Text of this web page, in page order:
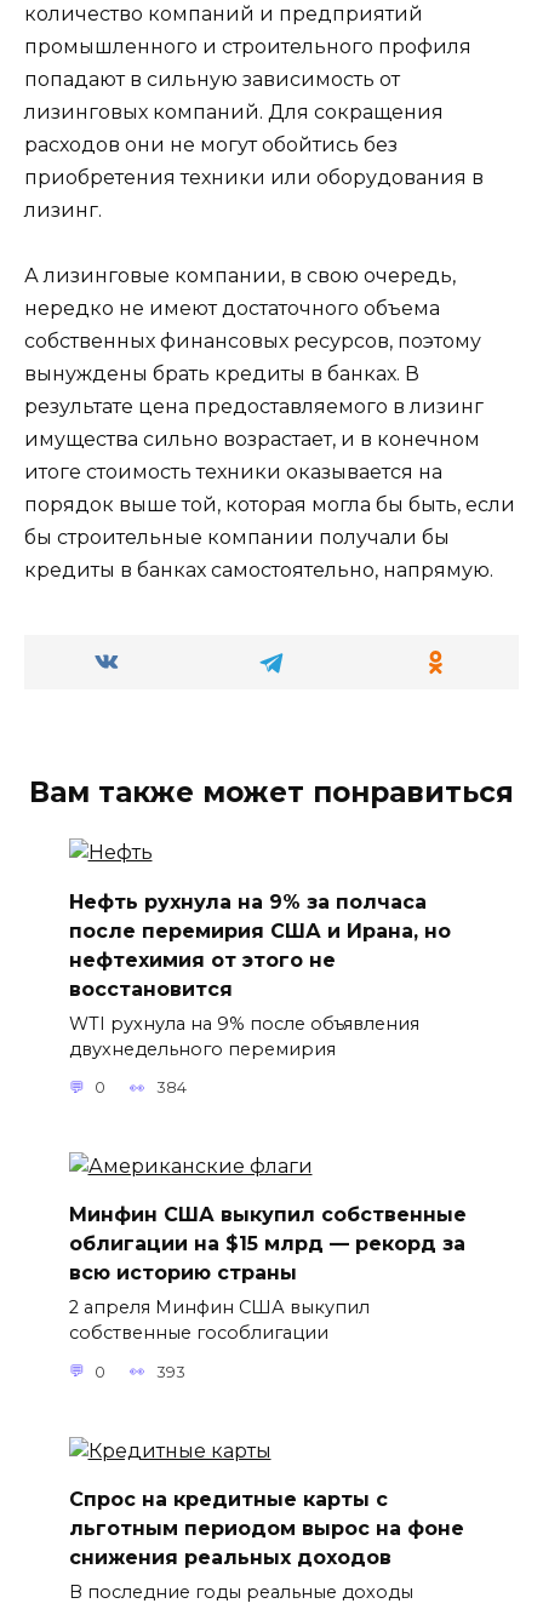
количество компаний и предприятий
промышленного и строительного профиля
попадают в сильную зависимость от
лизинговых компаний. Для сокращения
расходов они не могут обойтись без
приобретения техники или оборудования в
лизинг.
А лизинговые компании, в свою очередь,
нередко не имеют достаточного объема
собственных финансовых ресурсов, поэтому
вынуждены брать кредиты в банках. В
результате цена предоставляемого в лизинг
имущества сильно возрастает, и в конечном
итоге стоимость техники оказывается на
порядок выше той, которая могла бы быть, если
бы строительные компании получали бы
кредиты в банках самостоятельно, напрямую.
Вам также может понравиться
Нефть рухнула на 9% за полчаса
после перемирия США и Ирана, но
нефтехимия от этого не
восстановится
WTI рухнула на 9% после объявления
двухнедельного перемирия
0 384
Минфин США выкупил собственные
облигации на $15 млрд — рекорд за
всю историю страны
2 апреля Минфин США выкупил
собственные гособлигации
0 393
Спрос на кредитные карты с
льготным периодом вырос на фоне
снижения реальных доходов
В последние годы реальные доходы